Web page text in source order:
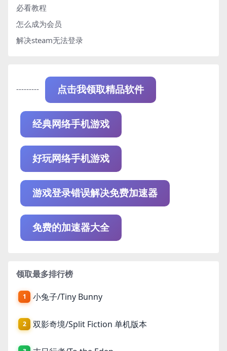
必看教程
怎么成为会员
解决steam无法登录
--------- 点击我领取精品软件
经典网络手机游戏
好玩网络手机游戏
游戏登录错误解决免费加速器
免费的加速器大全
领取最多排行榜
1 小兔子/Tiny Bunny
2 双影奇境/Split Fiction 单机版本